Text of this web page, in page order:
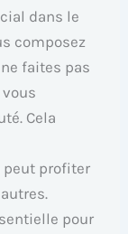
dans le
composez
faites pas
Cela
peut profiter
pour